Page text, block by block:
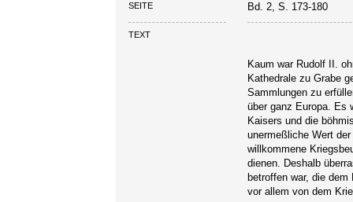
SEITE Bd. 2, S. 173-180
TEXT
Kaum war Rudolf II.
Kathedrale zu Grabe
Sammlungen zu
über ganz Europa. Es
Kaisers und die
unermeßliche Wert
willkommene
dienen. Deshalb
betroffen war, die
vor allem von dem